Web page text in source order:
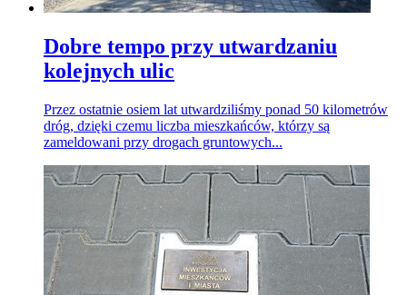
Dobre tempo przy utwardzaniu
kolejnych ulic
Przez ostatnie osiem lat utwardziliśmy ponad 50 kilometrów
dróg, dzięki czemu liczba mieszkańców, którzy są
zameldowani przy drogach gruntowych...